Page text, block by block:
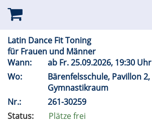
Latin Dance Fit Toning
für Frauen und Männer
Wann:
ab Fr.25.09.2026, 19:30 Uhr
Wo:
Bärenfelsschule, Pavillon 2,
Gymnastikraum
Nr.:
261-30259
Status:
Plätze frei